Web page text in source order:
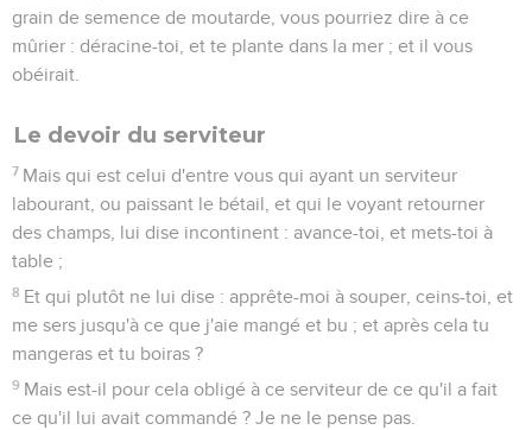
grain de semence de moutarde, vous pourriez dire à ce
mûrier : déracine-toi, et te plante dans la mer ; et il vous
obéirait.
Le devoir du serviteur
7 Mais qui est celui d'entre vous qui ayant un serviteur
labourant, ou paissant le bétail, et qui le voyant retourner
des champs, lui dise incontinent : avance-toi, et mets-toi à
table ;
8 Et qui plutôt ne lui dise : apprête-moi à souper, ceins-toi, et
me sers jusqu'à ce que j'aie mangé et bu ; et après cela tu
mangeras et tu boiras ?
9 Mais est-il pour cela obligé à ce serviteur de ce qu'il a fait
ce qu'il lui avait commandé ? Je ne le pense pas.